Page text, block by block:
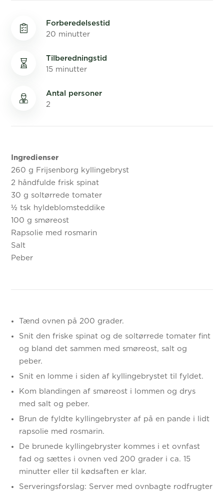
Forberedelsestid
20 minutter
Tilberedningstid
15 minutter
Antal personer
2
Ingredienser
260 g Frijsenborg kyllingebryst
2 håndfulde frisk spinat
30 g soltørrede tomater
½ tsk hyldeblomsteddike
100 g smøreost
Rapsolie med rosmarin
Salt
Peber
Tænd ovnen på 200 grader.
Snit den friske spinat og de soltørrede tomater fint
og bland det sammen med smøreost, salt og
peber.
Snit en lomme i siden af kyllingebrystet til fyldet.
Kom blandingen af smøreost i lommen og drys
med salt og peber.
Brun de fyldte kyllingebryster af på en pande i lidt
rapsolie med rosmarin.
De brunede kyllingebryster kommes i et ovnfast
fad og sættes i ovnen ved 200 grader i ca. 15
minutter eller til kødsaften er klar.
Serveringsforslag: Server med ovnbagte rodfrugter